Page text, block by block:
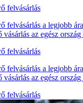
felvásárlás
felvásárlás a legjobb
vásárlás az egész
felvásárlás
felvásárlás a legjobb
vásárlás az egész
felvásárlás